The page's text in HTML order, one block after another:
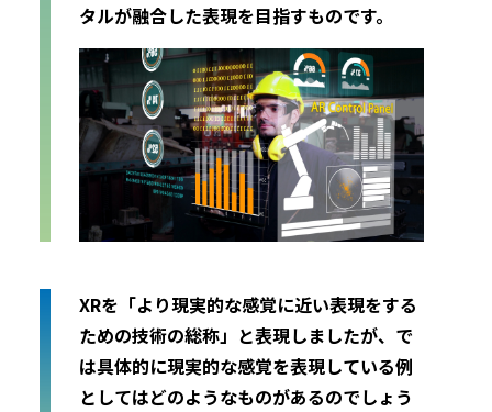
タルが融合した表現を目指すものです。
XRを「より現実的な感覚に近い表現をする
ための技術の総称」と表現しましたが、で
は具体的に現実的な感覚を表現している例
としてはどのようなものがあるのでしょう